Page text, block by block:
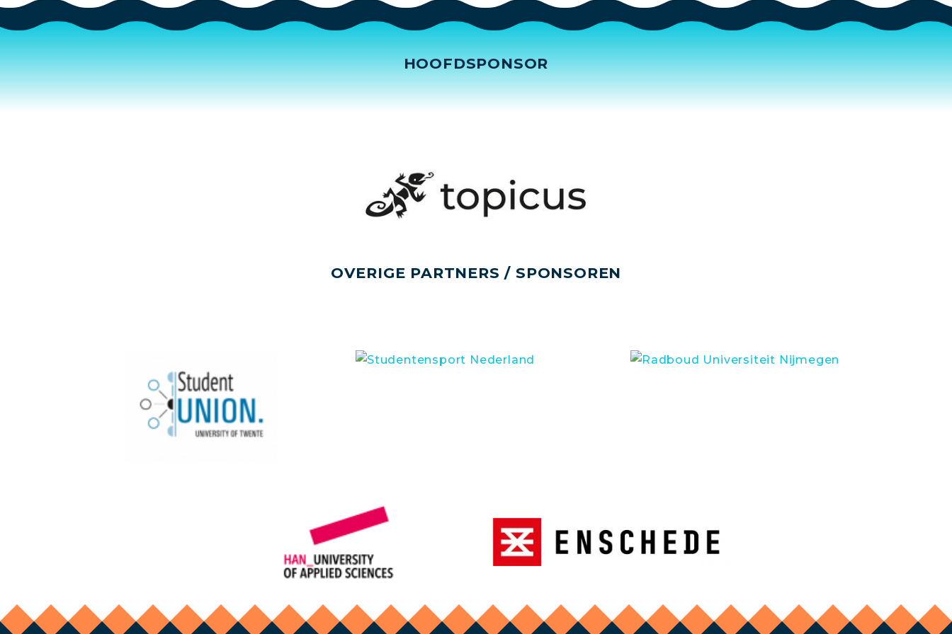
HOOFDSPONSOR
OVERIGE PARTNERS / SPONSOREN